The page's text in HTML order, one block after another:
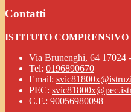
Contatti
ISTITUTO
Via Brunenghi, 64 17024
Tel: 0196890670
Email:
PEC:
C.F.: 90056980098